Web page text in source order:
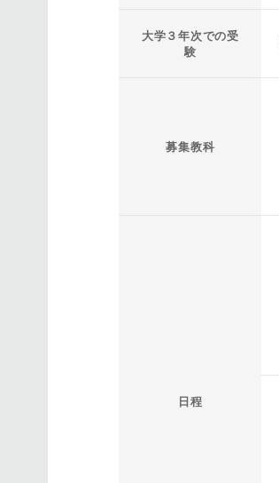
大学３年次での受
験
募集教科
日程